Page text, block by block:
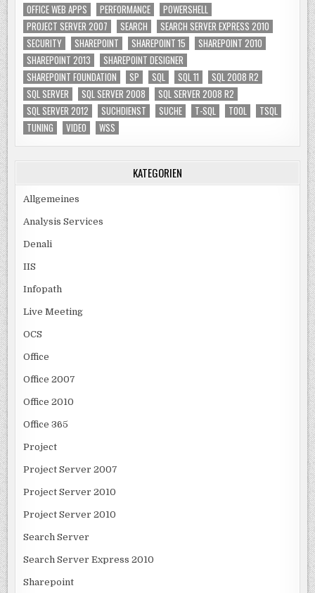
OFFICE WEB APPS
PERFORMANCE
POWERSHELL
PROJECT SERVER 2007
SEARCH
SEARCH SERVER EXPRESS 2010
SECURITY
SHAREPOINT SHAREPOINT 15
SHAREPOINT 2010
SHAREPOINT 2013
SHAREPOINT DESIGNER
SHAREPOINT FOUNDATION
SP SQL SQL 11
SQL 2008 R2
SQL SERVER
SQL SERVER 2008
SQL SERVER 2008 R2
SQL SERVER 2012
SUCHDIENST SUCHE T-SQL TOOL
TSQL
TUNING
VIDEO WSS
KATEGORIEN
Allgemeines
Analysis Services
Denali
IIS
Infopath
Live Meeting
OCS
Office
Office 2007
Office 2010
Office 365
Project
Project Server 2007
Project Server 2010
Project Server 2010
Search Server
Search Server Express 2010
Sharepoint